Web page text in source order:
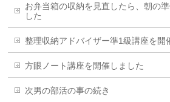
お弁当箱の収納を見直したら、朝の
した
整理収納アドバイザー準1級講座を開
方眼ノート講座を開催しました
次男の部活の事の続き